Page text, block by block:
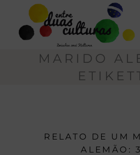
MARIDO
RELATO DE UM
ALEMÃO: 3